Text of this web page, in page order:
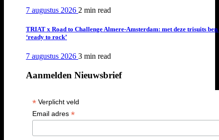
7 augustus 2026 2 min read
TRIAT x Road to Challenge Almere-Amsterdam: met deze trisuits ben
‘ready to rock’
7 augustus 2026 3 min read
Aanmelden Nieuwsbrief
*Verplicht veld
Email adres *